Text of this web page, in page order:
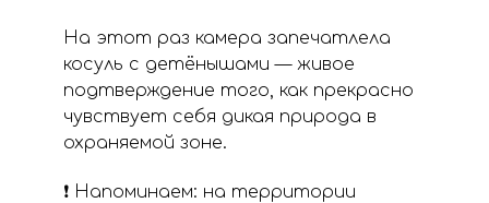
На этот раз камера запечатлела
косуль с детёнышами — живое
подтверждение того, как прекрасно
чувствует себя дикая природа в
охраняемой зоне.
❗ Напоминаем: на территории